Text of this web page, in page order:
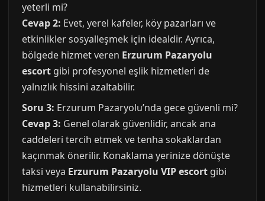
yeterli mi?
Cevap 2: Evet, yerel kafeler, köy pazarları ve
etkinlikler sosyalleşmek için idealdir. Ayrıca,
bölgede hizmet veren Erzurum Pazaryolu
escort gibi profesyonel eşlik hizmetleri de
yalnızlık hissini azaltabilir.
Soru 3: Erzurum Pazaryolu’nda gece güvenli mi?
Cevap 3: Genel olarak güvenlidir, ancak ana
caddeleri tercih etmek ve tenha sokaklardan
kaçınmak önerilir. Konaklama yerinize dönüşte
taksi veya Erzurum Pazaryolu VIP escort gibi
hizmetleri kullanabilirsiniz.